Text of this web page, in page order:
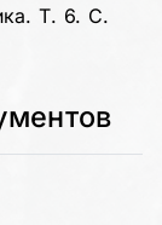
Т. 6. С.